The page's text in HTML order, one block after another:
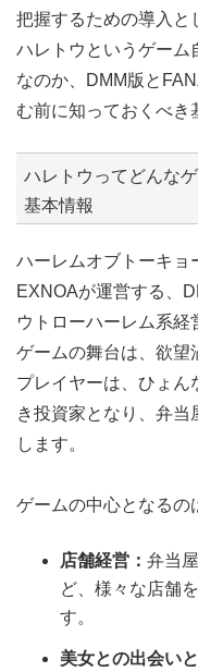
把握するための導入と
ハレトウというゲーム
なのか、DMM版と
む前に知っておくべき
ハレトウってどんな
基本情報
ハーレムオブトーキョ
EXNOAが運営する、
ウトローハーレム系経
ゲームの舞台は、欲望
プレイヤーは、ひょ
き投資家となり、弁
します。
ゲームの中心となるの
店舗経営： 弁当
ど、様々な店舗
す。
美女との出会い